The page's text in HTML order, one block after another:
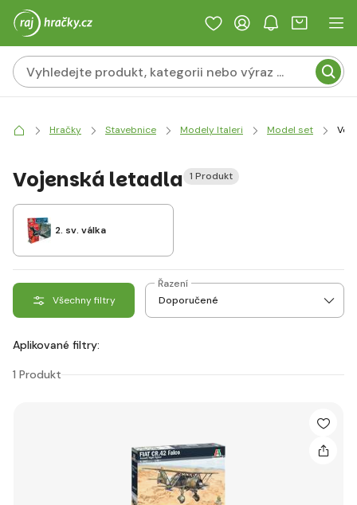
Hračky Stavebnice Modely Italeri Model set
Vojenská letadla 1 Produkt
2. sv. válka
Všechny filtry
Řazení
Aplikované filtry:
1 Produkt